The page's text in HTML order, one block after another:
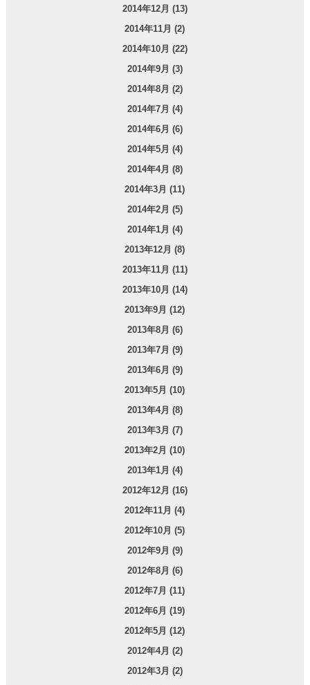
2014年12月 (13)
2014年11月 (2)
2014年10月 (22)
2014年9月 (3)
2014年8月 (2)
2014年7月 (4)
2014年6月 (6)
2014年5月 (4)
2014年4月 (8)
2014年3月 (11)
2014年2月 (5)
2014年1月 (4)
2013年12月 (8)
2013年11月 (11)
2013年10月 (14)
2013年9月 (12)
2013年8月 (6)
2013年7月 (9)
2013年6月 (9)
2013年5月 (10)
2013年4月 (8)
2013年3月 (7)
2013年2月 (10)
2013年1月 (4)
2012年12月 (16)
2012年11月 (4)
2012年10月 (5)
2012年9月 (9)
2012年8月 (6)
2012年7月 (11)
2012年6月 (19)
2012年5月 (12)
2012年4月 (2)
2012年3月 (2)